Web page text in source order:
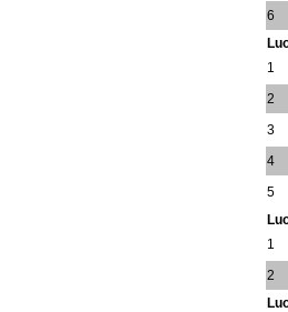
6
1
2
3
4
5
1
2